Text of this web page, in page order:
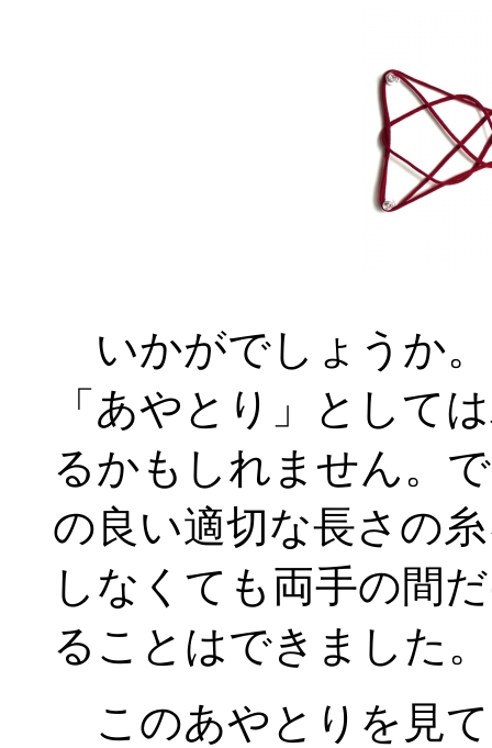
いかがでしょうか
「あやとり」として
るかもしれません。
の良い適切な長さの
しなくても両手の間
ることはできました。
このあやとりを見